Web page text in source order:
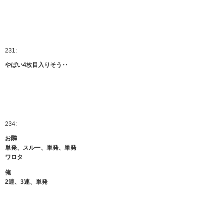
231:
やばい4枚目入りそう‥
234:
お隣
単発、スルー、単発、単発
ワロタ
俺
2連、3連、単発